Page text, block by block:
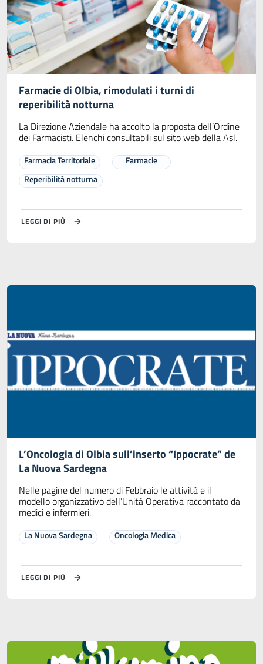
Farmacie di Olbia, rimodulati i turni di
reperibilità notturna
La Direzione Aziendale ha accolto la proposta dell’Ordine
dei Farmacisti. Elenchi consultabili sul sito web della Asl.
Farmacia Territoriale
Farmacie
Reperibilità notturna
LEGGI DI PIÙ
L’Oncologia di Olbia sull’inserto “Ippocrate” de
La Nuova Sardegna
Nelle pagine del numero di Febbraio le attività e il
modello organizzativo dell’Unità Operativa raccontato da
medici e infermieri.
La Nuova Sardegna Oncologia Medica
LEGGI DI PIÙ